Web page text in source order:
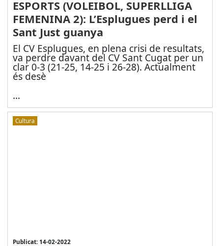
ESPORTS (VOLEIBOL, SUPERLLIGA
FEMENINA 2): L’Esplugues perd i el
Sant Just guanya
El CV Esplugues, en plena crisi de resultats,
va perdre davant del CV Sant Cugat per un
clar 0-3 (21-25, 14-25 i 26-28). Actualment
és desè
...
Cultura
Publicat: 14-02-2022